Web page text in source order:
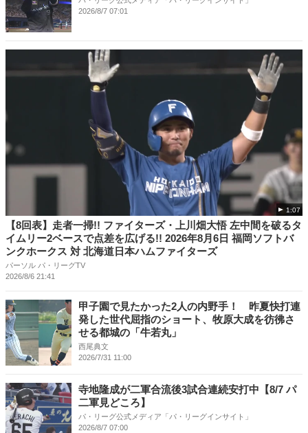
2026/8/7 07:01
1:07
【8回表】走者一掃!! ファイターズ・上川畑大悟 左中間を破るタ
イムリー2ベースで点差を広げる!! 2026年8月6日 福岡ソフトバ
ンクホークス 対 北海道日本ハムファイターズ
パーソル パ・リーグTV
2026/8/6 21:41
甲子園で見たかった2人の内野手！ 昨夏快打連
発した世代屈指のショート、牧原大成を彷彿さ
せる都城の「牛若丸」
西尾典文
2026/7/31 11:00
寺地隆成が二軍合流後3試合連続安打中【8/7 パ
二軍見どころ】
パ・リーグ公式メディア「パ・リーグインサイト」
2026/8/7 07:00